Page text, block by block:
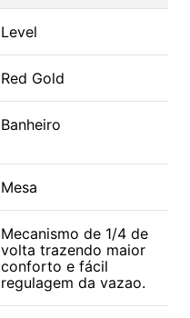
Level
Red Gold
Banheiro
Mesa
Mecanismo de 1/4 de
volta trazendo maior
conforto e fácil
regulagem da vazao.